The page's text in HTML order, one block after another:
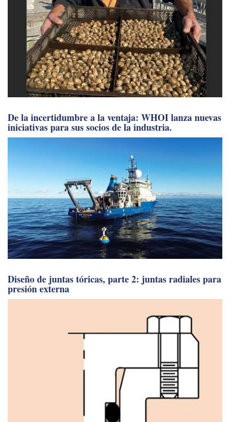
De la incertidumbre a la ventaja: WHOI lanza nuevas
iniciativas para sus socios de la industria.
Diseño de juntas tóricas, parte 2: juntas radiales para
presión externa